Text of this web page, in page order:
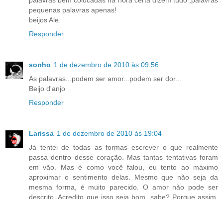
pequenas palavras apenas!
beijos Ale.
Responder
sonho 1 de dezembro de 2010 às 09:56
As palavras...podem ser amor...podem ser dor...
Beijo d'anjo
Responder
Larissa 1 de dezembro de 2010 às 19:04
Já tentei de todas as formas escrever o que realmente
passa dentro desse coração. Mas tantas tentativas foram
em vão. Mas é como você falou, eu tento ao máximo
aproximar o sentimento delas. Mesmo que não seja da
mesma forma, é muito parecido. O amor não pode ser
descrito. Acredito que isso seja bom, sabe? Porque assim,